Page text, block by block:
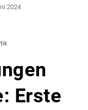
2024
Erste